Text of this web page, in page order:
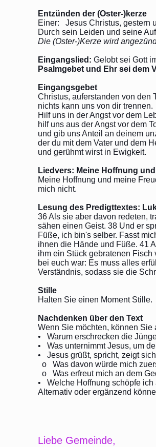
Entzünden der (Oster-)kerze
Einer: Jesus Christus, gestern
Durch sein Leiden und seine
Die (Oster-)Kerze wird
Eingangslied: Gelobt sei Gott
Psalmgebet und Ehr sei dem
Eingangsgebet
Christus, auferstanden von den
nichts kann uns von dir trennen.
Hilf uns in der Angst vor dem
hilf uns aus der Angst vor dem
und gib uns Anteil an deinem
der du mit dem Vater und dem
und gerühmt wirst in Ewigkeit.
Liedvers: Meine Hoffnung
Meine Hoffnung und meine
mich nicht.
Lesung des Predigttextes:
36 Als sie aber davon redeten,
sähen einen Geist. 38 Und er
Füße, ich bin's selber. Fasst
ihnen die Hände und Füße. 41
ihm ein Stück gebratenen
bei euch war: Es muss alles
Verständnis, sodass sie die
Stille
Halten Sie einen Moment Stille.
Nachdenken über den Text
Wenn Sie möchten, können Sie
• Warum erschrecken die
• Was unternimmt Jesus, um
• Jesus grüßt, spricht, zeigt
o Was davon würde mich
o Was erfreut mich an dem
• Welche Hoffnung schöpfe ich
Alternativ oder ergänzend
Liebe Gemeinde,